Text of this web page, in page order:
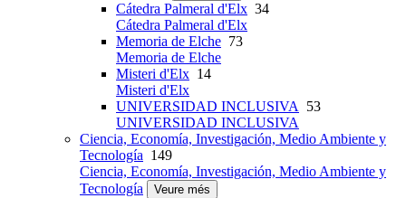
Cátedra Palmeral d'Elx 34
Cátedra Palmeral d'Elx
Memoria de Elche 73
Memoria de Elche
Misteri d'Elx 14
Misteri d'Elx
UNIVERSIDAD INCLUSIVA 53
UNIVERSIDAD INCLUSIVA
Ciencia, Economía, Investigación, Medio Ambiente y
Tecnología 149
Ciencia, Economía, Investigación, Medio Ambiente y
Tecnología
Veure més